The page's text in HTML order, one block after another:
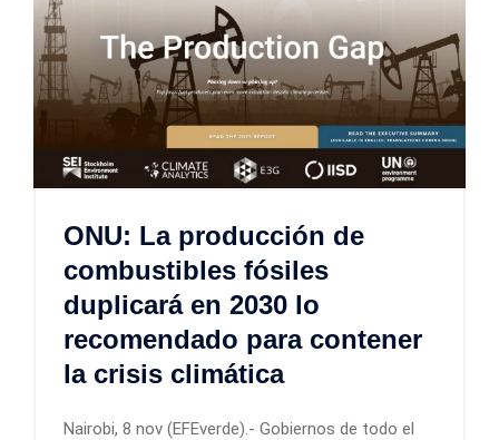
ONU: La producción de
combustibles fósiles
duplicará en 2030 lo
recomendado para contener
la crisis climática
Nairobi, 8 nov (EFEverde).- Gobiernos de todo el